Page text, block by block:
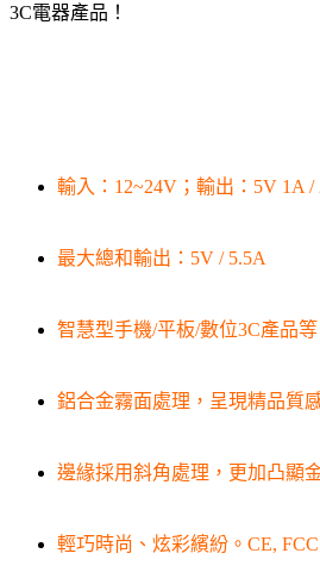
3C電器產品！
輸入：12~24V；輸出：5V 1A /
最大總和輸出：5V / 5.5A
智慧型手機/平板/數位3C產品等
鋁合金霧面處理，呈現精品質
邊緣採用斜角處理，更加凸顯
輕巧時尚、炫彩繽紛。CE,